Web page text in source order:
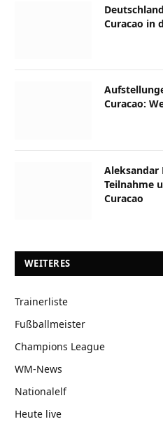
Curacao in
Curacao:
Aleksandar
Teilnahme
Curacao
WEITERES
Trainerliste
Fußballmeister
Champions League
WM-News
Nationalelf
Heute live